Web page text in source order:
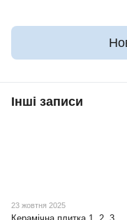
Інші записи
23 жовтня 2025